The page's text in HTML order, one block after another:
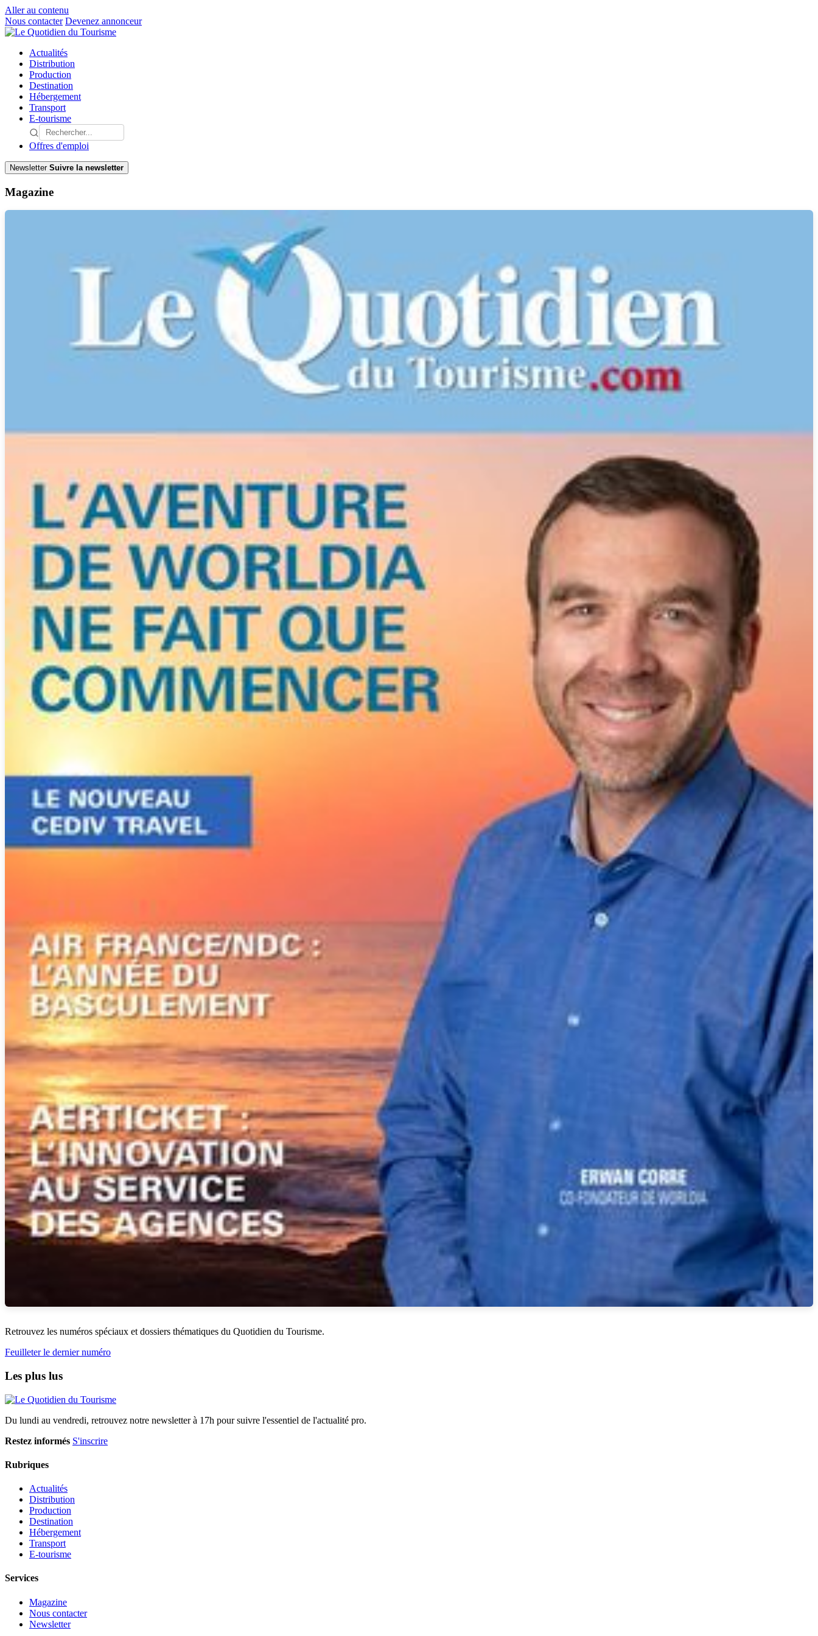
Aller au contenu
Nous contacter Devenez annonceur
Actualités
Distribution
Production
Destination
Hébergement
Transport
E-tourisme
Offres d'emploi
Newsletter Suivre la newsletter
Magazine
Retrouvez les numéros spéciaux et dossiers thématiques du Quotidien du Tourisme.
Feuilleter le dernier numéro
Les plus lus
Du lundi au vendredi, retrouvez notre newsletter à 17h pour suivre l'essentiel de l'actualité pro.
Restez informés S'inscrire
Rubriques
Actualités
Distribution
Production
Destination
Hébergement
Transport
E-tourisme
Services
Magazine
Nous contacter
Newsletter